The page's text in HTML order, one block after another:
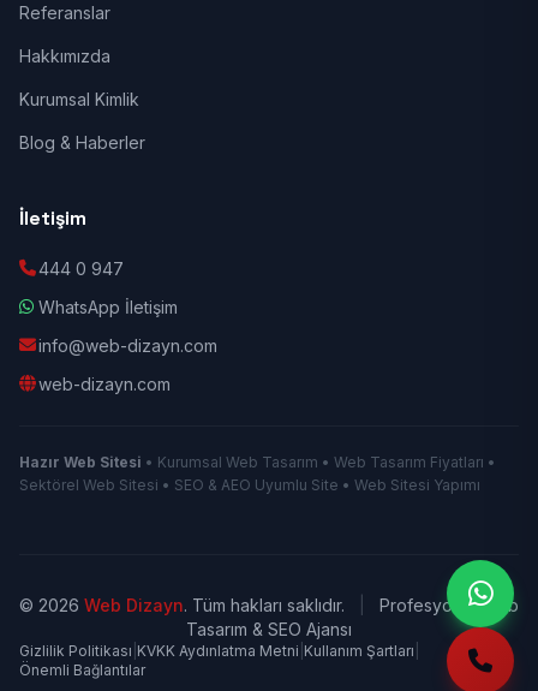
Referanslar
Hakkımızda
Kurumsal Kimlik
Blog & Haberler
İletişim
444 0 947
WhatsApp İletişim
info@web-dizayn.com
web-dizayn.com
Hazır Web Sitesi • Kurumsal Web Tasarım • Web Tasarım Fiyatları •
Sektörel Web Sitesi • SEO & AEO Uyumlu Site • Web Sitesi Yapımı
© 2026 Web Dizayn. Tüm hakları saklıdır.
Profesyonel Web
Tasarım & SEO Ajansı
Gizlilik Politikası KVKK Aydınlatma Metni Kullanım Şartları
Önemli Bağlantılar